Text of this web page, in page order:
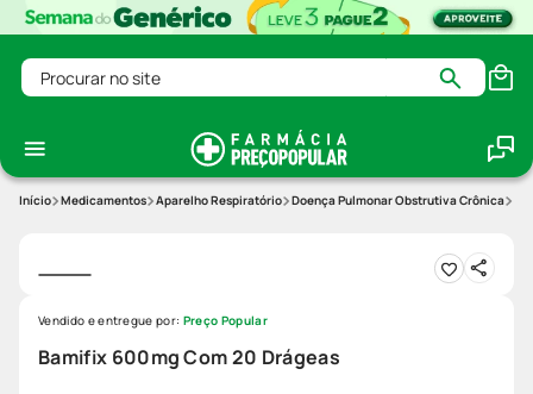
Procurar no site
Medicamentos Aparelho Respiratório Doença Pulmonar Obstrutiva Crônica
Bamifix 600mg Com 20 Drágeas
Vendido e entregue por: Preço Popular